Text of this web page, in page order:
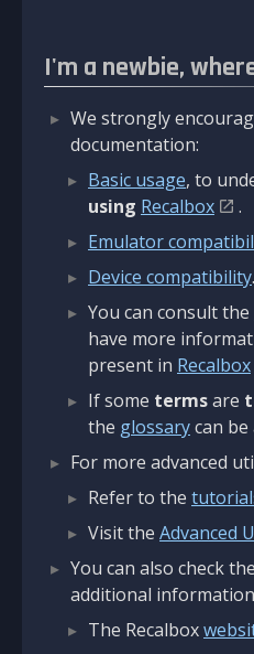
I'm a newbie,
We strongly
documentation:
Basic usage, to
using Recalbox
.
Emulator
Device compatibility.
You can consult the
have more
present in Recalbox
If some termsare
the glossarycan be
For more advanced
Refer to the
Visit the Advanced
You can also check
additional
The Recalbox